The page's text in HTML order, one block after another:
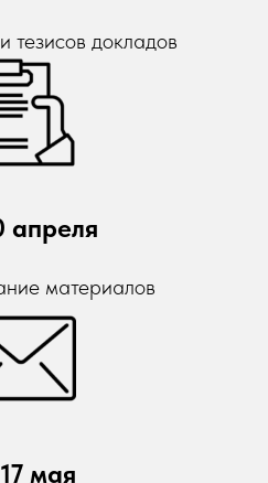
тезисов докладов
апреля
материалов
мая